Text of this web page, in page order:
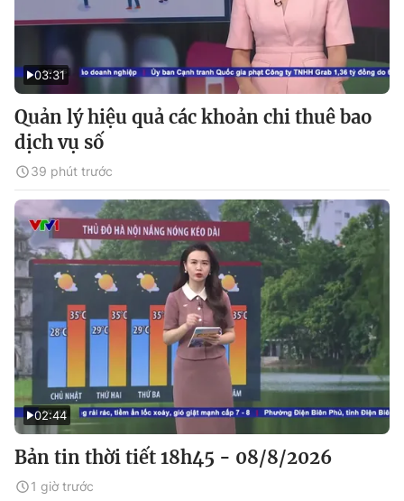
03:31
Quản lý hiệu quả các khoản chi thuê bao
dịch vụ số
39 phút trước
02:44
Bản tin thời tiết 18h45 - 08/8/2026
1 giờ trước